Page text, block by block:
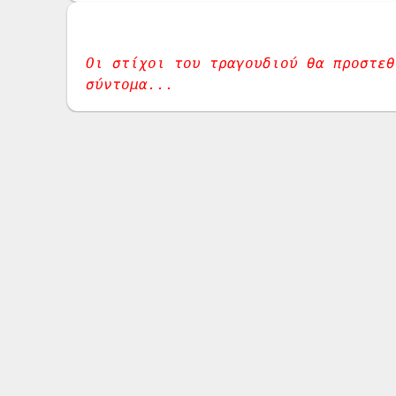
Οι στίχοι του τραγουδιού θα
σύντομα...